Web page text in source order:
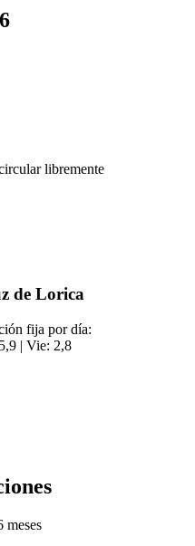
6
libremente
de Lorica
fija por día:
| Vie: 2,8
meses